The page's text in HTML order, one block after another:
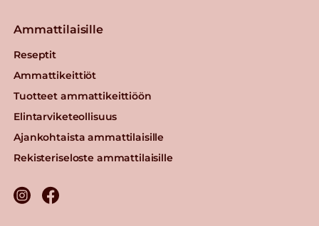
Ammattilaisille
Reseptit
Ammattikeittiöt
Tuotteet ammattikeittiöön
Elintarviketeollisuus
Ajankohtaista ammattilaisille
Rekisteriseloste ammattilaisille